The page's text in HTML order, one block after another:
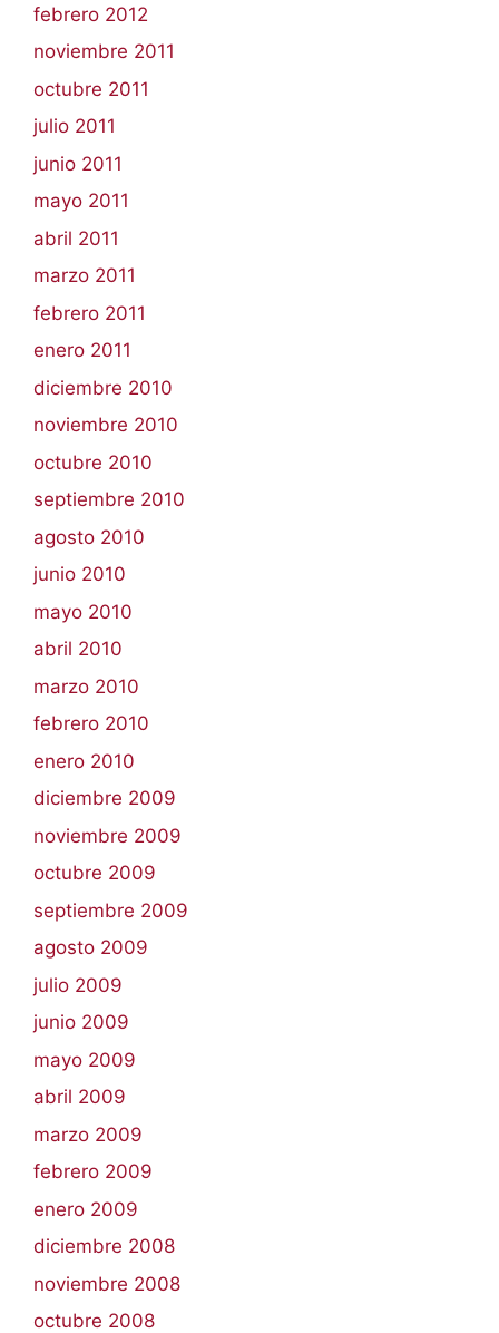
febrero 2012
noviembre 2011
octubre 2011
julio 2011
junio 2011
mayo 2011
abril 2011
marzo 2011
febrero 2011
enero 2011
diciembre 2010
noviembre 2010
octubre 2010
septiembre 2010
agosto 2010
junio 2010
mayo 2010
abril 2010
marzo 2010
febrero 2010
enero 2010
diciembre 2009
noviembre 2009
octubre 2009
septiembre 2009
agosto 2009
julio 2009
junio 2009
mayo 2009
abril 2009
marzo 2009
febrero 2009
enero 2009
diciembre 2008
noviembre 2008
octubre 2008